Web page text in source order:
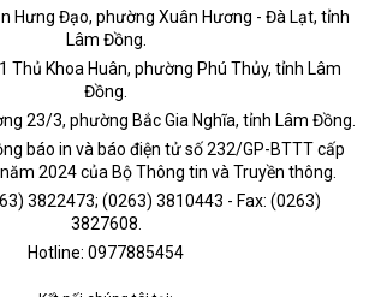
Hưng Đạo, phường Xuân Hương - Đà Lạt, tỉnh
Lâm Đồng.
Thủ Khoa Huân, phường Phú Thủy, tỉnh Lâm
Đồng.
23/3, phường Bắc Gia Nghĩa, tỉnh Lâm Đồng.
báo in và báo điện tử số 232/GP-BTTT cấp
2024 của Bộ Thông tin và Truyền thông.
3822473; (0263) 3810443 - Fax: (0263)
3827608.
Hotline: 0977885454